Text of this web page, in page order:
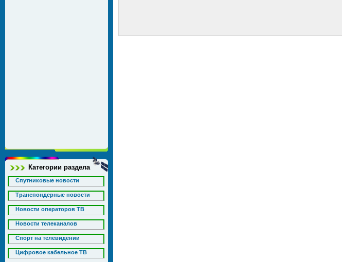
Категории раздела
Спутниковые новости
Транспондерные новости
Новости операторов ТВ
Новости телеканалов
Спорт на телевидении
Цифровое кабельное ТВ